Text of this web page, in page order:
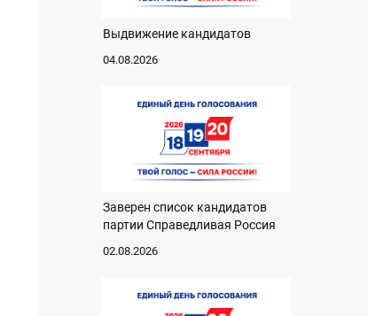
Выдвижение кандидатов
04.08.2026
Заверен список кандидатов
партии Справедливая Россия
02.08.2026